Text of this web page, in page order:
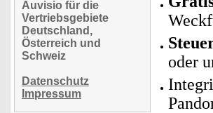
Auvisio für die
Vertriebsgebiete
Deutschland,
Österreich und
Schweiz
Datenschutz
Impressum
oder